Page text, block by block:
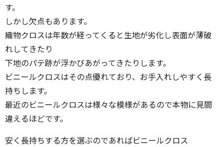
す。
しかし欠点もあります。
織物クロスは年数が経ってくると生地が劣化し表面が薄破
れしてきたり
下地のパテ跡が浮かびあがってきたりします。
ビニールクロスはその点優れており、お手入れしやすく長
持ちします。
最近のビニールクロスは様々な模様があるので本物に見間
違えるほどです。
安く長持ちする方を選ぶのであればビニールクロス